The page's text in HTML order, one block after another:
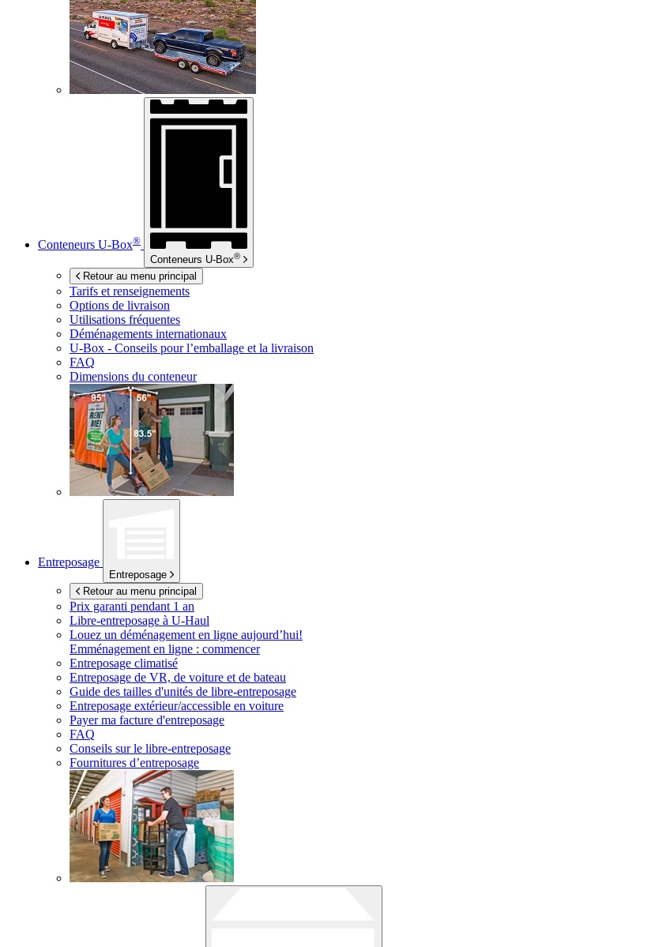
Conteneurs U-Box®
Conteneurs U-Box®
Retour au menu principal
Tarifs et renseignements
Options de livraison
Utilisations fréquentes
Déménagements internationaux
U-Box - Conseils pour l’emballage et la livraison
FAQ
Dimensions du conteneur
Entreposage
Entreposage
Retour au menu principal
Prix garanti pendant 1 an
Libre-entreposage à U-Haul
Louez un déménagement en ligne aujourd’hui!
Emménagement en ligne : commencer
Entreposage climatisé
Entreposage de VR, de voiture et de bateau
Guide des tailles d'unités de libre-entreposage
Entreposage extérieur/accessible en voiture
Payer ma facture d'entreposage
FAQ
Conseils sur le libre-entreposage
Fournitures d’entreposage